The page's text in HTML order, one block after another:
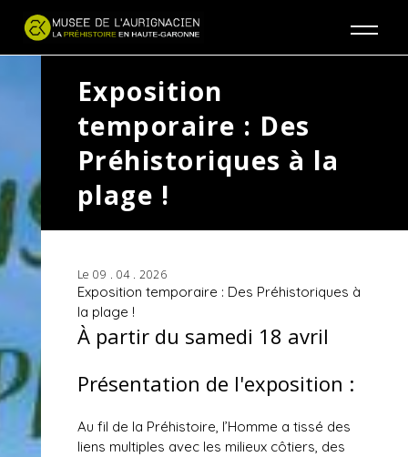
Exposition
temporaire : Des
Préhistoriques à la
plage !
Le 09 . 04 . 2026
Exposition temporaire : Des Préhistoriques à
la plage !
À partir du samedi 18 avril
Présentation de l'exposition :
Au fil de la Préhistoire, l’Homme a tissé des
liens multiples avec les milieux côtiers, des